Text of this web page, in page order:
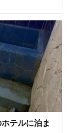
テルに泊ま